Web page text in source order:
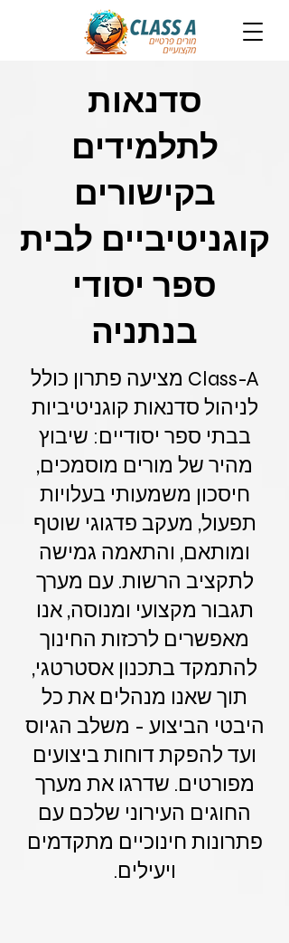
סדנאות
לתלמידים
בקישורים
קוגניטיביים לבית
ספר יסודי
בנתניה
Class-A מציעה פתרון כולל
לניהול סדנאות קוגניטיביות
בבתי ספר יסודיים: שיבוץ
מהיר של מורים מוסמכים,
חיסכון משמעותי בעלויות
תפעול, מעקב פדגוגי שוטף
ומותאם, והתאמה גמישה
לתקציב הרשות. עם מערך
תגבור מקצועי ומנוסה, אנו
מאפשרים לרכזות החינוך
להתמקד בתכנון אסטרטגי,
תוך שאנו מנהלים את כל
היבטי הביצוע - משלב הגיוס
ועד להפקת דוחות ביצועים
מפורטים. שדרגו את מערך
החוגים העירוני שלכם עם
פתרונות חינוכיים מתקדמים
ויעילים.